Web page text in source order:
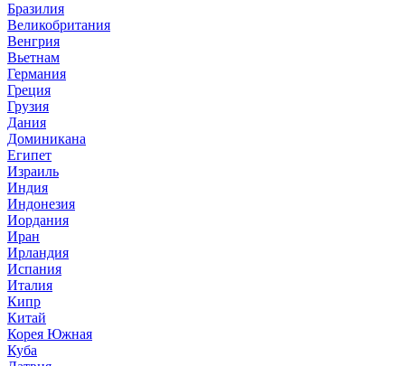
Бразилия
Великобритания
Венгрия
Вьетнам
Германия
Греция
Грузия
Дания
Доминикана
Египет
Израиль
Индия
Индонезия
Иордания
Иран
Ирландия
Испания
Италия
Кипр
Китай
Корея Южная
Куба